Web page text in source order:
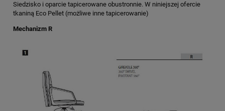
Siedzisko i oparcie tapicerowane obustronnie. W niniejszej ofercie
tkaniną Eco Pellet (możliwe inne tapicerowanie)
Mechanizm R